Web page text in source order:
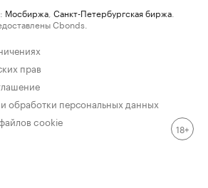
Мосбиржа Санкт-Петербургская биржа
Cbonds.
прав
обработки персональных данных
cookie
18+